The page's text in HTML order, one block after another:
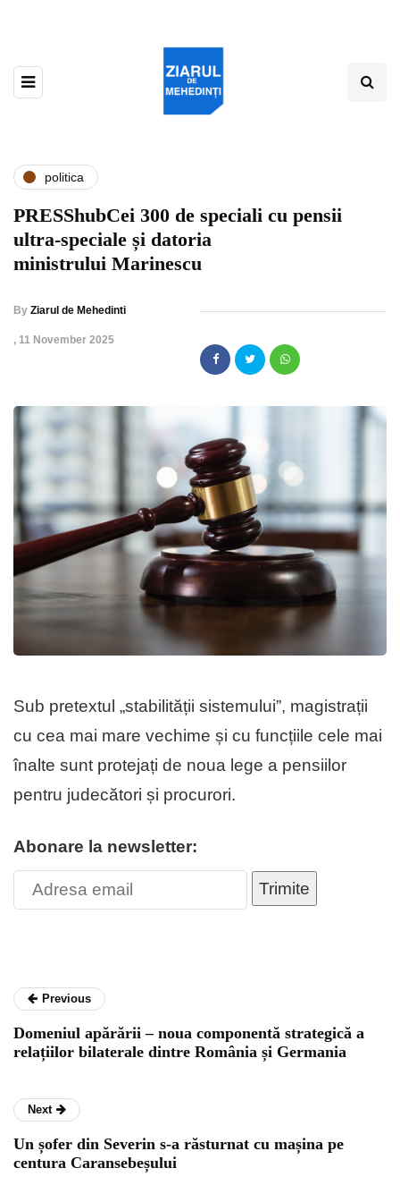
politica
PRESShubCei 300 de speciali cu pensii
ultra-speciale și datoria
ministrului Marinescu
By Ziarul de Mehedinti
, 11 November 2025
Sub pretextul „stabilității sistemului”, magistrații
cu cea mai mare vechime și cu funcțiile cele mai
înalte sunt protejați de noua lege a pensiilor
pentru judecători și procurori.
Abonare la newsletter:
Trimite
Previous
Domeniul apărării – noua componentă strategică a
relațiilor bilaterale dintre România și Germania
Next
Un șofer din Severin s-a răsturnat cu mașina pe
centura Caransebeșului